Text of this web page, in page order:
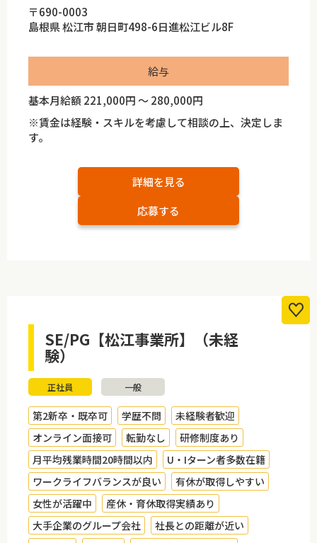
〒690-0003
島根県 松江市 朝日町498-6日進松江ビル8F
給与
基本月給額 221,000円 ～ 280,000円
※賃金は経験・スキルを考慮して相談の上、決定しま
す。
詳細を見る
応募する
SE/PG【松江事業所】（未経
験）
正社員 一般
第2新卒・既卒可 学歴不問
未経験者歓迎
オンライン面接可
転勤なし
研修制度あり
月平均残業時間20時間以内
U・Iターン者多数在籍
ワークライフバランスが良い
有休が取得しやすい
女性が活躍中
産休・育休取得実績あり
大手企業のグループ会社
社長との距離が近い